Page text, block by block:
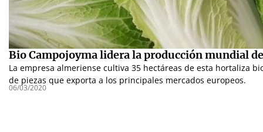
Bio Campojoyma lidera la producción mundial
La empresa almeriense cultiva 35 hectáreas de esta hortaliza
de piezas que exporta a los principales mercados europeos.
06/03/2020